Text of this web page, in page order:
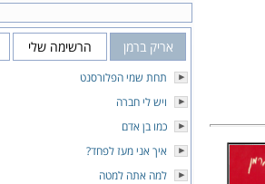
אריק ברמן הרשימה שלי
תחת שמי הפלורסנט
ויש לי חברה
כמו בן אדם
איך אני מעז לפחד?
למה אתה למטה